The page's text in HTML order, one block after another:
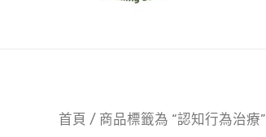
首頁 / 商品標籤為 “認知行為治療”